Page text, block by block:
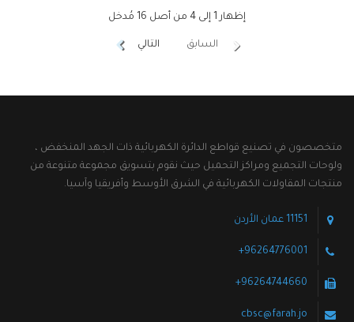
إظهار 1 إلى 4 من أصل 16 مُدخل
السابق التالي
متخصصون في تصنيع قواطع الدائرة الكهربائية ذات الجهد المنخفض ،
ولوحات التجميع ومراكز التحميل حيث نقوم بتسويق مجموعة متنوعة من
منتجات المقاولات الكهربائية في الشرق الأوسط وأفريقيا وآسيا.
11151 عمان الأردن
96264776001+
96264744660+
cbsc@farah.jo